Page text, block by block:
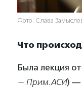
Фото: Слава
Что
Была лекция
— Прим.АСИ) —